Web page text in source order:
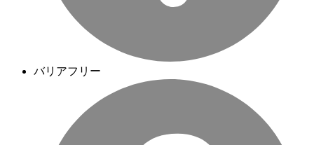
バリアフリー